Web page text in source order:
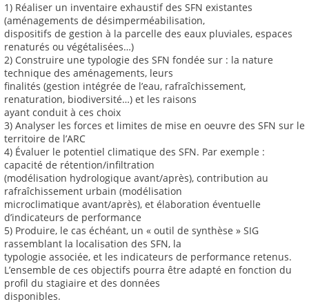
1) Réaliser un inventaire exhaustif des SFN existantes
(aménagements de désimperméabilisation,
dispositifs de gestion à la parcelle des eaux pluviales, espaces
renaturés ou végétalisées…)
2) Construire une typologie des SFN fondée sur : la nature
technique des aménagements, leurs
finalités (gestion intégrée de l’eau, rafraîchissement,
renaturation, biodiversité…) et les raisons
ayant conduit à ces choix
3) Analyser les forces et limites de mise en oeuvre des SFN sur le
territoire de l’ARC
4) Évaluer le potentiel climatique des SFN. Par exemple :
capacité de rétention/infiltration
(modélisation hydrologique avant/après), contribution au
rafraîchissement urbain (modélisation
microclimatique avant/après), et élaboration éventuelle
d’indicateurs de performance
5) Produire, le cas échéant, un « outil de synthèse » SIG
rassemblant la localisation des SFN, la
typologie associée, et les indicateurs de performance retenus.
L’ensemble de ces objectifs pourra être adapté en fonction du
profil du stagiaire et des données
disponibles.